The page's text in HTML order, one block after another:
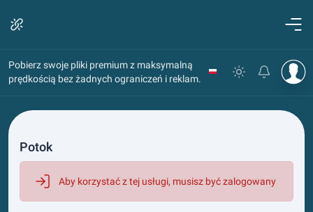
Pobierz swoje pliki premium z maksymalną
prędkością bez żadnych ograniczeń i reklam.
Potok
Aby korzystać z tej usługi, musisz być zalogowany